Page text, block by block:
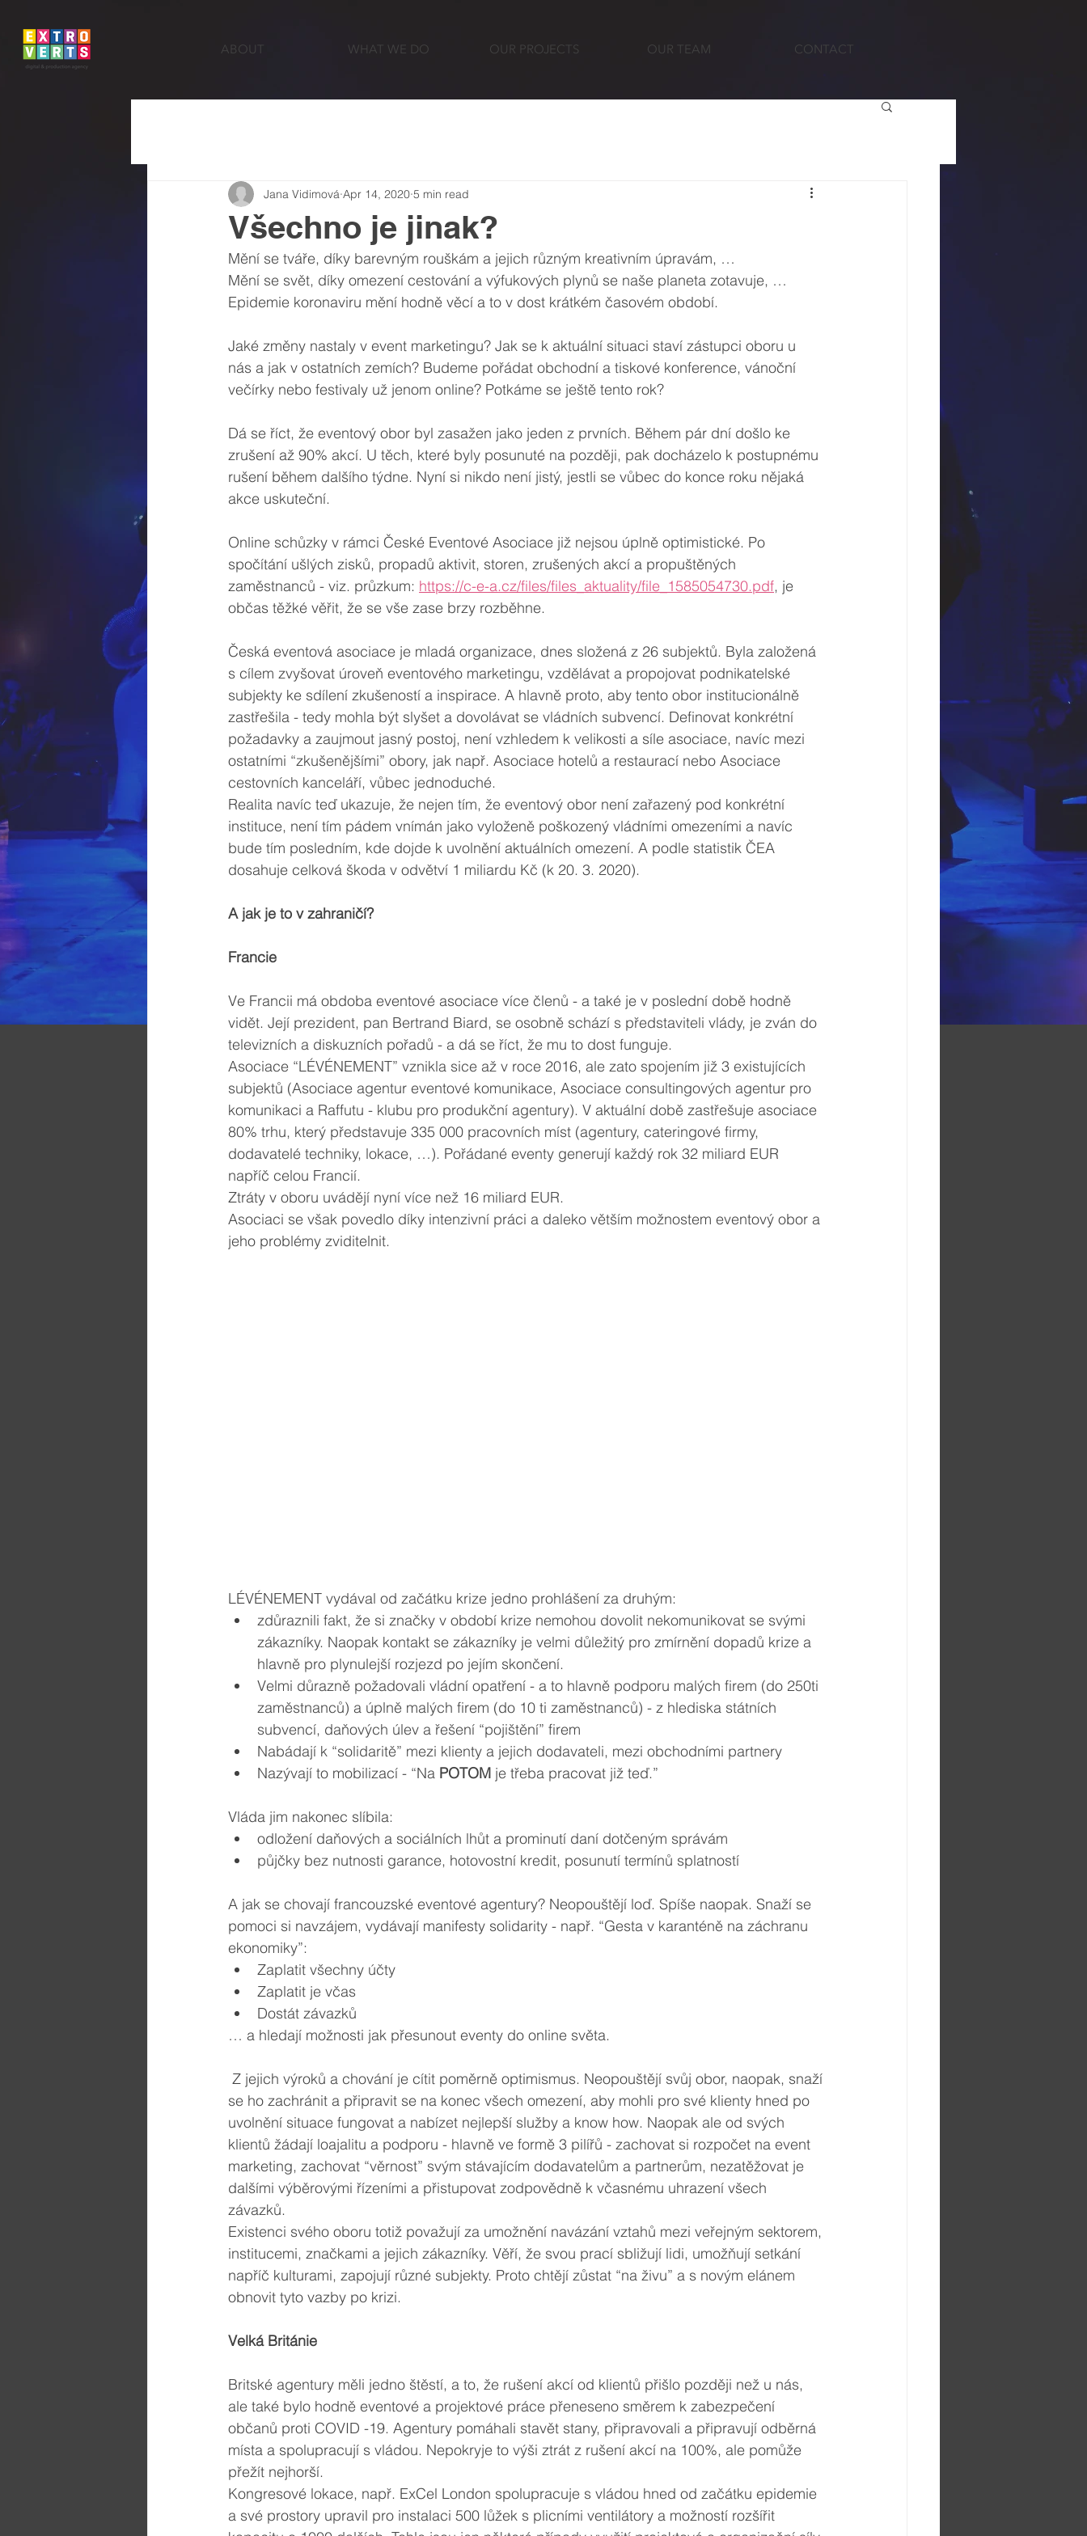
ABOUT WHAT WE DO OUR PROJECTS OUR TEAM CONTACT
Všechno je jinak?
Jana Vidimová Apr 14, 2020 5 min read
Mění se tváře, díky barevným rouškám a jejich různým kreativním úpravám, …
Mění se svět, díky omezení cestování a výfukových plynů se naše planeta zotavuje, …
Epidemie koronaviru mění hodně věcí a to v dost krátkém časovém období.
Jaké změny nastaly v event marketingu? Jak se k aktuální situaci staví zástupci oboru u
nás a jak v ostatních zemích? Budeme pořádat obchodní a tiskové konference, vánoční
večírky nebo festivaly už jenom online? Potkáme se ještě tento rok?
Dá se říct, že eventový obor byl zasažen jako jeden z prvních. Během pár dní došlo ke
zrušení až 90% akcí. U těch, které byly posunuté na později, pak docházelo k postupnému
rušení během dalšího týdne. Nyní si nikdo není jistý, jestli se vůbec do konce roku nějaká
akce uskuteční.
Online schůzky v rámci České Eventové Asociace již nejsou úplně optimistické. Po
spočítání ušlých zisků, propadů aktivit, storen, zrušených akcí a propuštěných
zaměstnanců - viz. průzkum: https://c-e-a.cz/files/files_aktuality/file_1585054730.pdf, je
občas těžké věřit, že se vše zase brzy rozběhne.
Česká eventová asociace je mladá organizace, dnes složená z 26 subjektů. Byla založená
s cílem zvyšovat úroveň eventového marketingu, vzdělávat a propojovat podnikatelské
subjekty ke sdílení zkušeností a inspirace. A hlavně proto, aby tento obor institucionálně
zastřešila - tedy mohla být slyšet a dovolávat se vládních subvencí. Definovat konkrétní
požadavky a zaujmout jasný postoj, není vzhledem k velikosti a síle asociace, navíc mezi
ostatními “zkušenějšími” obory, jak např. Asociace hotelů a restaurací nebo Asociace
cestovních kanceláří, vůbec jednoduché.
Realita navíc teď ukazuje, že nejen tím, že eventový obor není zařazený pod konkrétní
instituce, není tím pádem vnímán jako vyloženě poškozený vládními omezeními a navíc
bude tím posledním, kde dojde k uvolnění aktuálních omezení. A podle statistik ČEA
dosahuje celková škoda v odvětví 1 miliardu Kč (k 20. 3. 2020).
A jak je to v zahraničí?
Francie
Ve Francii má obdoba eventové asociace více členů - a také je v poslední době hodně
vidět. Její prezident, pan Bertrand Biard, se osobně schází s představiteli vlády, je zván do
televizních a diskuzních pořadů - a dá se říct, že mu to dost funguje.
Asociace “LÉVÉNEMENT” vznikla sice až v roce 2016, ale zato spojením již 3 existujících
subjektů (Asociace agentur eventové komunikace, Asociace consultingových agentur pro
komunikaci a Raffutu - klubu pro produkční agentury). V aktuální době zastřešuje asociace
80% trhu, který představuje 335 000 pracovních míst (agentury, cateringové firmy,
dodavatelé techniky, lokace, …). Pořádané eventy generují každý rok 32 miliard EUR
napříč celou Francií.
Ztráty v oboru uvádějí nyní více než 16 miliard EUR.
Asociaci se však povedlo díky intenzivní práci a daleko větším možnostem eventový obor a
jeho problémy zviditelnit.
LÉVÉNEMENT vydával od začátku krize jedno prohlášení za druhým:
zdůraznili fakt, že si značky v období krize nemohou dovolit nekomunikovat se svými
zákazníky. Naopak kontakt se zákazníky je velmi důležitý pro zmírnění dopadů krize a
hlavně pro plynulejší rozjezd po jejím skončení.
Velmi důrazně požadovali vládní opatření - a to hlavně podporu malých firem (do 250ti
zaměstnanců) a úplně malých firem (do 10 ti zaměstnanců) - z hlediska státních
subvencí, daňových úlev a řešení “pojištění” firem
Nabádají k “solidaritě” mezi klienty a jejich dodavateli, mezi obchodními partnery
Nazývají to mobilizací - “Na POTOM je třeba pracovat již teď.”
Vláda jim nakonec slíbila:
odložení daňových a sociálních lhůt a prominutí daní dotčeným správám
půjčky bez nutnosti garance, hotovostní kredit, posunutí termínů splatností
A jak se chovají francouzské eventové agentury? Neopouštějí loď. Spíše naopak. Snaží se
pomoci si navzájem, vydávají manifesty solidarity - např. “Gesta v karanténě na záchranu
ekonomiky”:
Zaplatit všechny účty
Zaplatit je včas
Dostát závazků
… a hledají možnosti jak přesunout eventy do online světa.
se ho zachránit a připravit se na konec všech omezení, aby mohli pro své klienty hned po
uvolnění situace fungovat a nabízet nejlepší služby a know how. Naopak ale od svých
klientů žádají loajalitu a podporu - hlavně ve formě 3 pilířů - zachovat si rozpočet na event
marketing, zachovat “věrnost” svým stávajícím dodavatelům a partnerům, nezatěžovat je
dalšími výběrovými řízeními a přistupovat zodpovědně k včasnému uhrazení všech
závazků.
Existenci svého oboru totiž považují za umožnění navázání vztahů mezi veřejným sektorem,
institucemi, značkami a jejich zákazníky. Věří, že svou prací sbližují lidi, umožňují setkání
napříč kulturami, zapojují různé subjekty. Proto chtějí zůstat “na živu” a s novým elánem
obnovit tyto vazby po krizi.
Velká Británie
Britské agentury měli jedno štěstí, a to, že rušení akcí od klientů přišlo později než u nás,
ale také bylo hodně eventové a projektové práce přeneseno směrem k zabezpečení
občanů proti COVID -19. Agentury pomáhali stavět stany, připravovali a připravují odběrná
místa a spolupracují s vládou. Nepokryje to výši ztrát z rušení akcí na 100%, ale pomůže
přežít nejhorší.
Kongresové lokace, např. ExCel London spolupracuje s vládou hned od začátku epidemie
a své prostory upravil pro instalaci 500 lůžek s plicními ventilátory a možností rozšířit